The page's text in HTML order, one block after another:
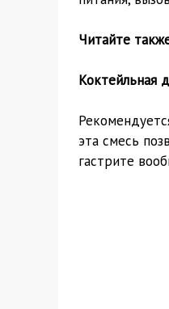
Читайте
Коктейльная
эта смесь
гастрите